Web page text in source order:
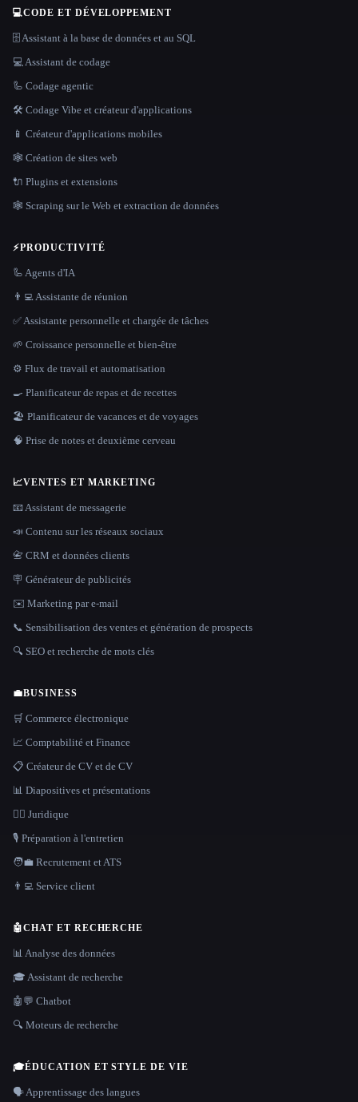
💻CODE ET DÉVELOPPEMENT
🗄️ Assistant à la base de données et au SQL
💻 Assistant de codage
🦾 Codage agentic
🛠️ Codage Vibe et créateur d'applications
📱 Créateur d'applications mobiles
🕸 Création de sites web
🔌 Plugins et extensions
🕸️ Scraping sur le Web et extraction de données
⚡PRODUCTIVITÉ
🦾 Agents d'IA
👨‍💻 Assistante de réunion
✅ Assistante personnelle et chargée de tâches
🌱 Croissance personnelle et bien-être
⚙️ Flux de travail et automatisation
🍳 Planificateur de repas et de recettes
🏖 Planificateur de vacances et de voyages
🧠 Prise de notes et deuxième cerveau
📈VENTES ET MARKETING
📧 Assistant de messagerie
📣 Contenu sur les réseaux sociaux
📇 CRM et données clients
🪧 Générateur de publicités
✉️ Marketing par e-mail
📞 Sensibilisation des ventes et génération de prospects
🔍 SEO et recherche de mots clés
💼BUSINESS
🛒 Commerce électronique
📈 Comptabilité et Finance
📋 Créateur de CV et de CV
📊 Diapositives et présentations
👩‍⚖️ Juridique
🎙️ Préparation à l'entretien
🧑‍💼 Recrutement et ATS
👨‍💻 Service client
🤖CHAT ET RECHERCHE
📊 Analyse des données
🎓 Assistant de recherche
🤖💬 Chatbot
🔍 Moteurs de recherche
🎓ÉDUCATION ET STYLE DE VIE
🗣️ Apprentissage des langues